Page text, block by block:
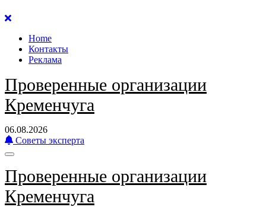
Перейти
содержанию
Home
Контакты
Реклама
Проверенные организации
Кременчуга
06.08.2026
Советы эксперта
Проверенные организации
Кременчуга